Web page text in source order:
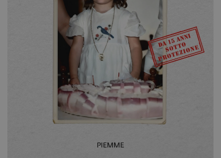
Diventa Partner
Fondazione Trame
Civico Trame
#Trameascuola
Visioni Civiche
Mostra 3D - Visioni Civiche